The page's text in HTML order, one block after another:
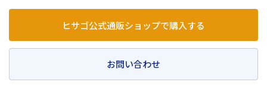
ヒサゴ公式通販ショップで購入する
お問い合わせ